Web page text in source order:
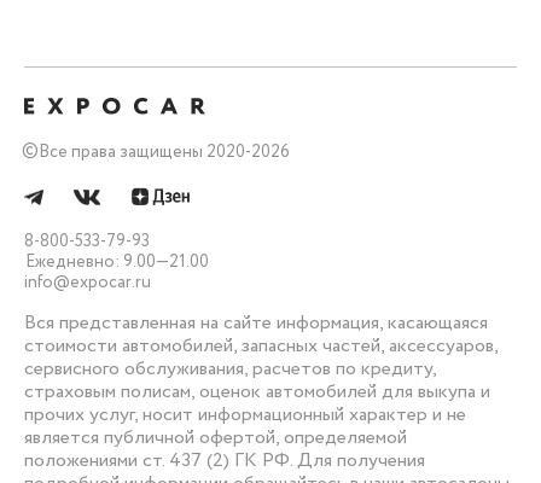
©Все права защищены 2020-2026
8-800-533-79-93
Ежедневно: 9.00—21.00
info@expocar.ru
Вся представленная на сайте информация, касающаяся
стоимости автомобилей, запасных частей, аксессуаров,
сервисного обслуживания, расчетов по кредиту,
страховым полисам, оценок автомобилей для выкупа и
прочих услуг, носит информационный характер и не
является публичной офертой, определяемой
положениями ст. 437 (2) ГК РФ. Для получения